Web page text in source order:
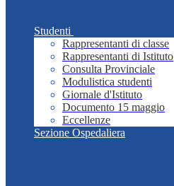
Studenti
Rappresentanti di classe
Rappresentanti di Istituto
Consulta Provinciale
Modulistica studenti
Giornale d'Istituto
Documento 15 maggio
Eccellenze
Sezione Ospedaliera